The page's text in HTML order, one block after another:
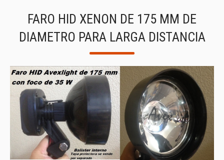
FARO HID XENON DE 175 MM DE
DIAMETRO PARA LARGA DISTANCIA